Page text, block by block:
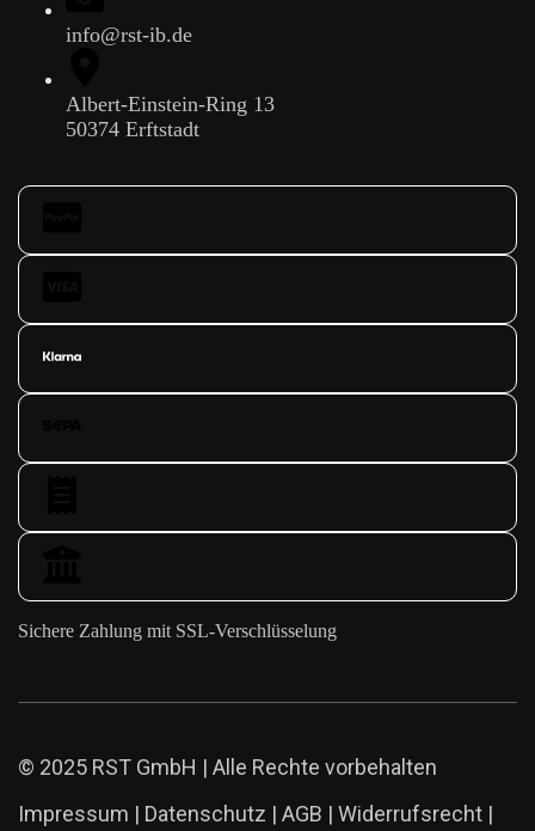
info@rst-ib.de
Albert-Einstein-Ring 13
50374 Erftstadt
Sichere Zahlung mit SSL-Verschlüsselung
© 2025 RST GmbH | Alle Rechte vorbehalten
Impressum | Datenschutz | AGB | Widerrufsrecht |